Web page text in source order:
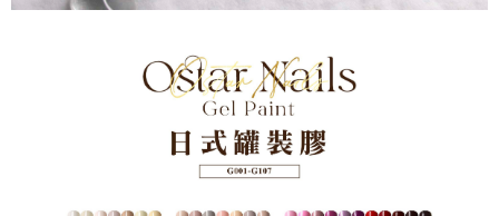
時審查核予不同之上限額度；若仍有額度不足之情形，本公司將視審查結果
５．嚴禁一人註冊多個帳號或使用他人資訊註冊。若發現惡意使用之情形，
恩沛科技股份有限公司將有權停止該用戶之使用額度並採取法律行動。